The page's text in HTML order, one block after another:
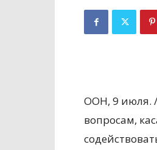
ООН, 9 июля. /
вопросам,